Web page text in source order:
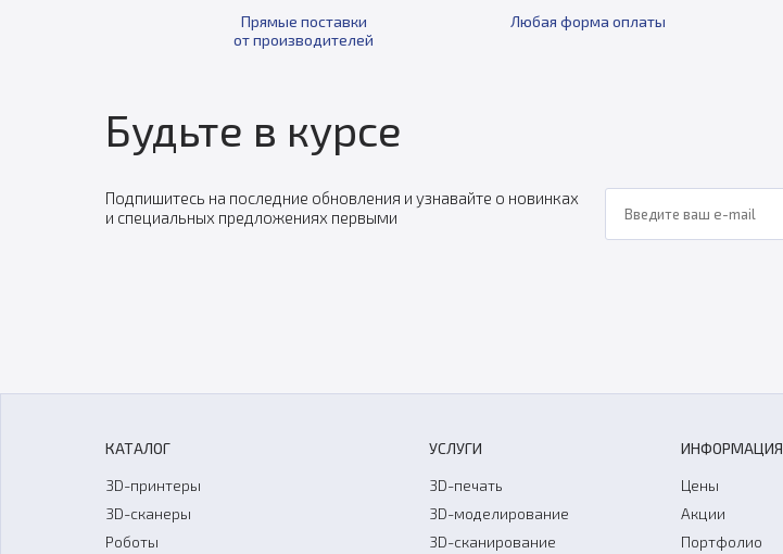
Прямые поставки
от производителей
Любая форма оплаты
Будьте в курсе
Подпишитесь на последние обновления и узнавайте о новинках
и специальных предложениях первыми
КАТАЛОГ
3D-принтеры
3D-сканеры
Роботы
УСЛУГИ
3D-печать
3D-моделирование
3D-сканирование
ИНФОРМАЦИЯ
Цены
Акции
Портфолио